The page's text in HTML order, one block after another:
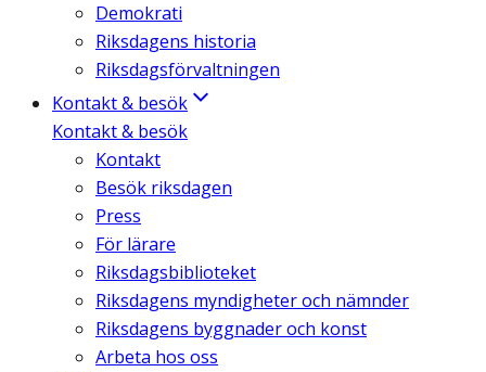
Demokrati
Riksdagens historia
Riksdagsförvaltningen
Kontakt & besök
Kontakt & besök
Kontakt
Besök riksdagen
Press
För lärare
Riksdagsbiblioteket
Riksdagens myndigheter och nämnder
Riksdagens byggnader och konst
Arbeta hos oss